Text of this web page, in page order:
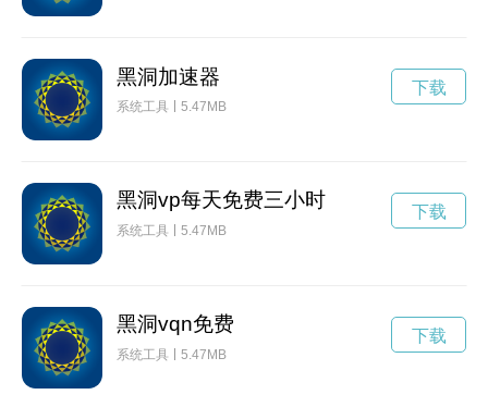
黑洞加速器
系统工具 5.47MB
下载
黑洞vp每天免费三小时
系统工具 5.47MB
下载
黑洞vqn免费
系统工具 5.47MB
下载